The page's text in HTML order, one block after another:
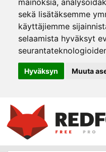
mainoksia,
sekä lisätäksemme
käyttäjiemme
selaamista hyväksyt
Hyväksyn Muuta